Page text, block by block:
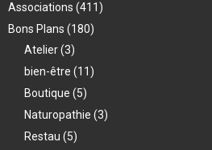
Associations (411)
Bons Plans (180)
Atelier(3)
bien-être (11)
Boutique (5)
Naturopathie (3)
Restau (5)